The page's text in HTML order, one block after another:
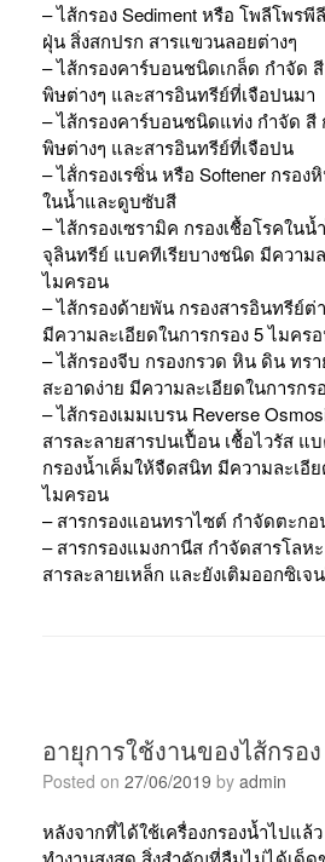
– ไส้กรอง Sediment หรือ โพลีโพร
ฝุ่น สิ่งสกปรก สารแขวนลอยต่างๆ
– ไส้กรองคาร์บอนชนิดเกล็ด กำจัด
พิษต่างๆ และสารอินทรีย์ที่เจือปนมา
– ไส้กรองคาร์บอนชนิดแท่ง กำจัด สี
พิษต่างๆ และสารอินทรีย์ที่เจือปน
– ไส้่กรองเรซิ่น หรือ Softener กรอ
ในน้ำและดูบซับสี
– ไส้กรองเซรามิค กรองเชื้อโรคในน้
จุลินทรีย์ แบคทีเรียบางชนิด มีความ
ไมครอน
– ไส้กรองด้ายพัน กรองสารอินทรีย์ต่
มีความละเอียดในการกรอง 5 ไมคร
– ไส้กรองจีบ กรองกรวด หิน ดิน ทร
สะอาดง่าย มีความละเอียดในการกร
– ไส้กรองเมมเบรน Reverse
สารละลายสารปนเปื้อน เชื้อไวรัส แ
กรองน้ำเค็มให้จืดสนิท มีความละเอีย
ไมครอน
– สารกรองแอนทราไซต์ กำจัดตะก
– สารกรองแมงกานีส กำจัดสารโลห
สารละลายเหล็ก และยังเติมออกซิเจ
อายุการใช้งานของไส้กรอง
Posted on 27/06/2019 by admin
หลังจากที่ได้ใช้เครื่องกรองน้ำไปแล้